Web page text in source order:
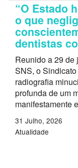
“O Estado
o que
dentistas
Reunido a 29 de
SNS, o
radiografia
profunda de um
manifestamente
31 Julho, 2026
Atualidade